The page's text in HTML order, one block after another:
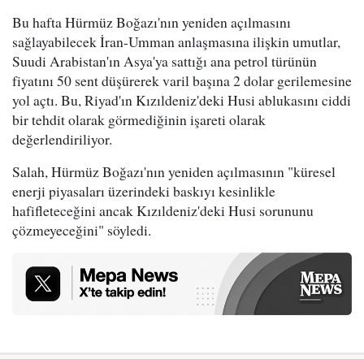
Bu hafta Hürmüz Boğazı'nın yeniden açılmasını
sağlayabilecek İran-Umman anlaşmasına ilişkin umutlar,
Suudi Arabistan'ın Asya'ya sattığı ana petrol türünün
fiyatını 50 sent düşürerek varil başına 2 dolar gerilemesine
yol açtı. Bu, Riyad'ın Kızıldeniz'deki Husi ablukasını ciddi
bir tehdit olarak görmediğinin işareti olarak
değerlendiriliyor.
Salah, Hürmüz Boğazı'nın yeniden açılmasının "küresel
enerji piyasaları üzerindeki baskıyı kesinlikle
hafifleteceğini ancak Kızıldeniz'deki Husi sorununu
çözmeyeceğini" söyledi.